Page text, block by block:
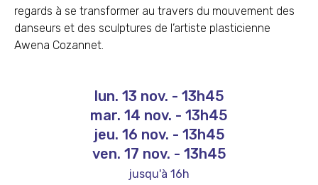
regards à se transformer au travers du mouvement des
danseurs et des sculptures de l’artiste plasticienne
Awena Cozannet.
lun. 13 nov. - 13h45
mar. 14 nov. - 13h45
jeu. 16 nov. - 13h45
ven. 17 nov. - 13h45
jusqu'à 16h